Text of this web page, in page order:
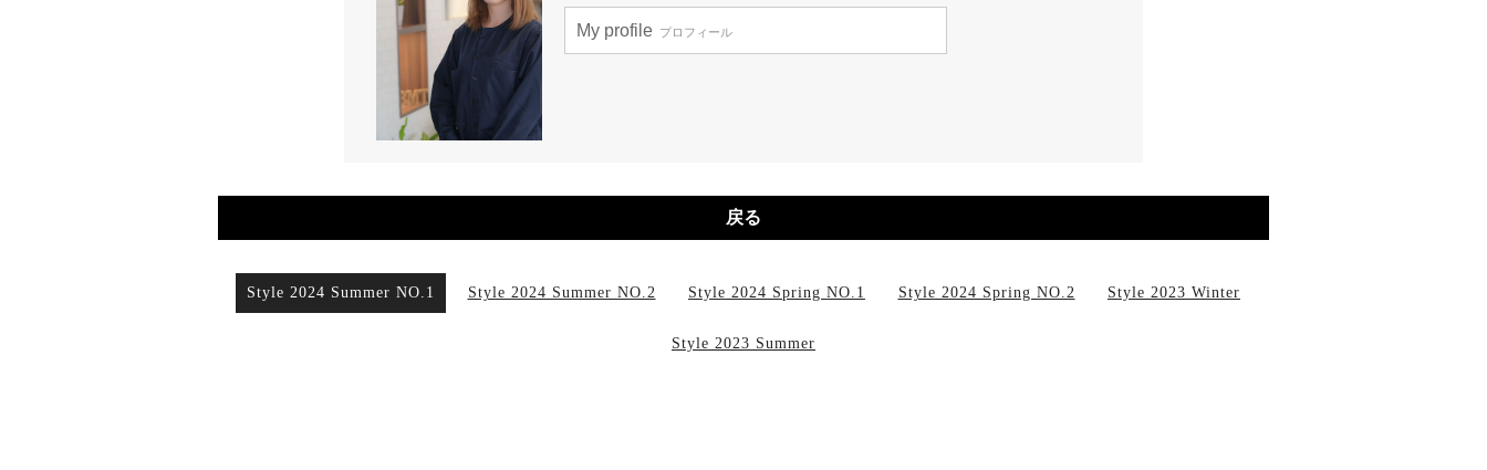
My profileプロフィール
戻る
Style 2024 Summer NO.1 Style 2024 Summer NO.2 Style 2024 Spring NO.1 Style 2024 Spring NO.2 Style 2023 Winter
Style 2023 Summer